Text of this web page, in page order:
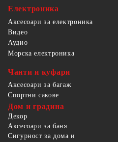
Електроника
Аксесоари за електроника
Видео
Аудио
Морска електроника
Чанти и куфари
Аксесоари за багаж
Спортни сакове
Дом и градина
Декор
Аксесоари за баня
Сигурност за дома и